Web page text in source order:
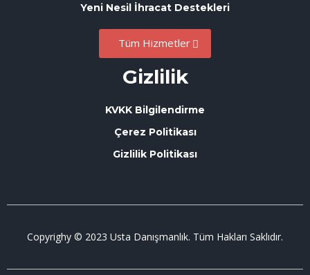
Yeni Nesil İhracat Destekleri
Tüm Hizmetler
Gizlilik
KVKK Bilgilendirme
Çerez Politikası
Gizlilik Politikası
Copyrighy © 2023 Usta Danışmanlık. Tüm Hakları Saklıdır.